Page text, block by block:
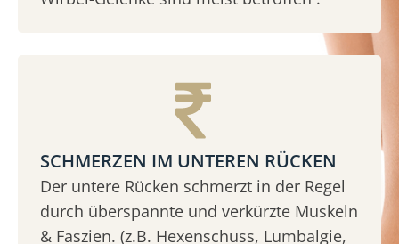
SCHMERZEN IM UNTEREN RÜCKEN
Der untere Rücken schmerzt in der Regel
durch überspannte und verkürzte Muskeln
& Faszien. (z.B. Hexenschuss, Lumbalgie,